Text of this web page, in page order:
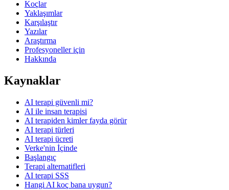
Koçlar
Yaklaşımlar
Karşılaştır
Yazılar
Araştırma
Profesyoneller için
Hakkında
Kaynaklar
AI terapi güvenli mi?
AI ile insan terapisi
AI terapiden kimler fayda görür
AI terapi türleri
AI terapi ücreti
Verke'nin İçinde
Başlangıç
Terapi alternatifleri
AI terapi SSS
Hangi AI koç bana uygun?